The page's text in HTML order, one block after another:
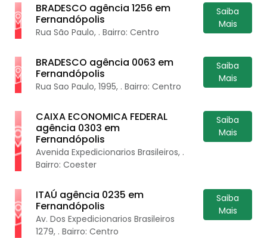
BRADESCO agência 1256 em
Fernandópolis
Rua São Paulo, . Bairro: Centro
Saiba
Mais
BRADESCO agência 0063 em
Fernandópolis
Rua Sao Paulo, 1995, . Bairro: Centro
Saiba
Mais
CAIXA ECONOMICA FEDERAL
agência 0303 em
Fernandópolis
Avenida Expedicionarios Brasileiros, .
Bairro: Coester
Saiba
Mais
ITAÚ agência 0235 em
Fernandópolis
Av. Dos Expedicionarios Brasileiros
1279, . Bairro: Centro
Saiba
Mais